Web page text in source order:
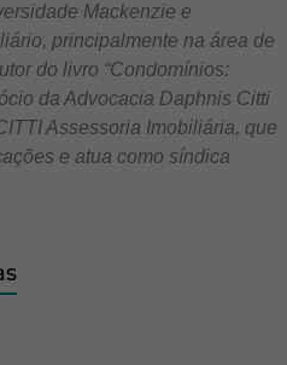
Mackenzie e
principalmente na área de
do livro “Condomínios:
da Advocacia Daphnis Citti
Assessoria Imobiliária, que
e atua como síndica